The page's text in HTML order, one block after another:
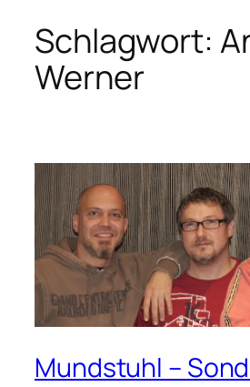
Schlagwort:
Werner
Mundstuhl –